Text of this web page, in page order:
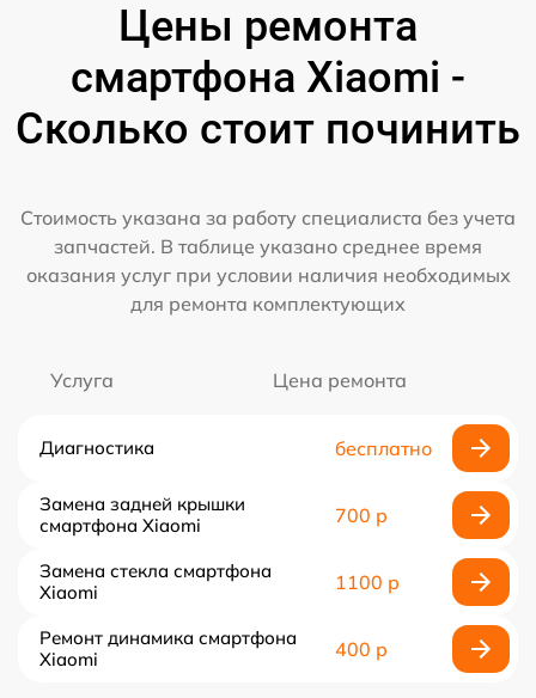
Цены ремонта
смартфона Xiaomi -
Сколько стоит починить
Стоимость указана за работу специалиста без учета
запчастей. В таблице указано среднее время
оказания услуг при условии наличия необходимых
для ремонта комплектующих
Услуга Цена ремонта
Диагностика бесплатно
Замена задней крышки
смартфона Xiaomi
700 р
Замена стекла смартфона
Xiaomi
1100 р
Ремонт динамика смартфона
Xiaomi
400 р